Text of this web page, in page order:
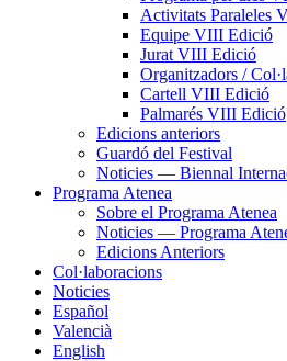
Activitats Paraleles
Equipe VIII Edició
Jurat VIII Edició
Organitzadors /
Cartell VIII Edició
Palmarés VIII Edició
Edicions anteriors
Guardó del Festival
Noticies — Biennal
Programa Atenea
Sobre el Programa Atenea
Noticies — Programa
Edicions Anteriors
Col·laboracions
Noticies
Español
Valencià
English